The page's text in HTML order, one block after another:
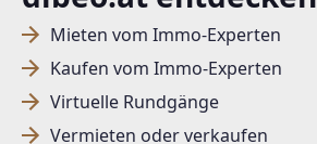
Mieten vom Immo-Experten
Kaufen vom Immo-Experten
Virtuelle Rundgänge
Vermieten oder verkaufen